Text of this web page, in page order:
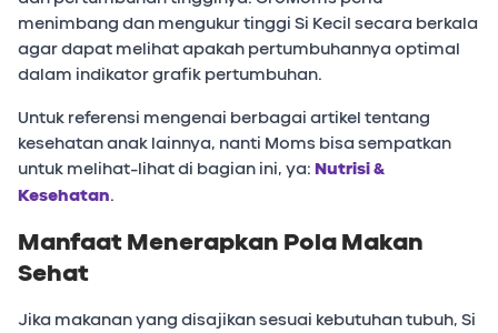
menimbang dan mengukur tinggi Si Kecil secara berkala
agar dapat melihat apakah pertumbuhannya optimal
dalam indikator grafik pertumbuhan.
Untuk referensi mengenai berbagai artikel tentang
kesehatan anak lainnya, nanti Moms bisa sempatkan
untuk melihat-lihat di bagian ini, ya: Nutrisi &
Kesehatan.
Manfaat Menerapkan Pola Makan
Sehat
Jika makanan yang disajikan sesuai kebutuhan tubuh, Si